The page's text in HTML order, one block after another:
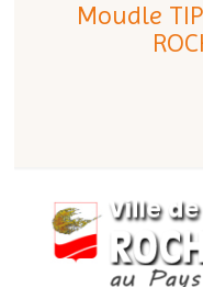
Moudle